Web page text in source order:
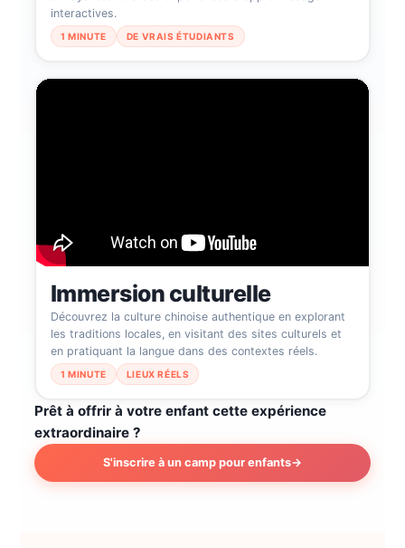
interactives.
1 MINUTE DE VRAIS ÉTUDIANTS
Immersion culturelle
Découvrez la culture chinoise authentique en explorant
les traditions locales, en visitant des sites culturels et
en pratiquant la langue dans des contextes réels.
1 MINUTE LIEUX RÉELS
Prêt à offrir à votre enfant cette expérience
extraordinaire ?
S'inscrire à un camp pour enfants→